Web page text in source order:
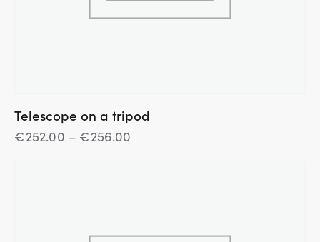
Telescope on a tripod
€252.00 – €256.00